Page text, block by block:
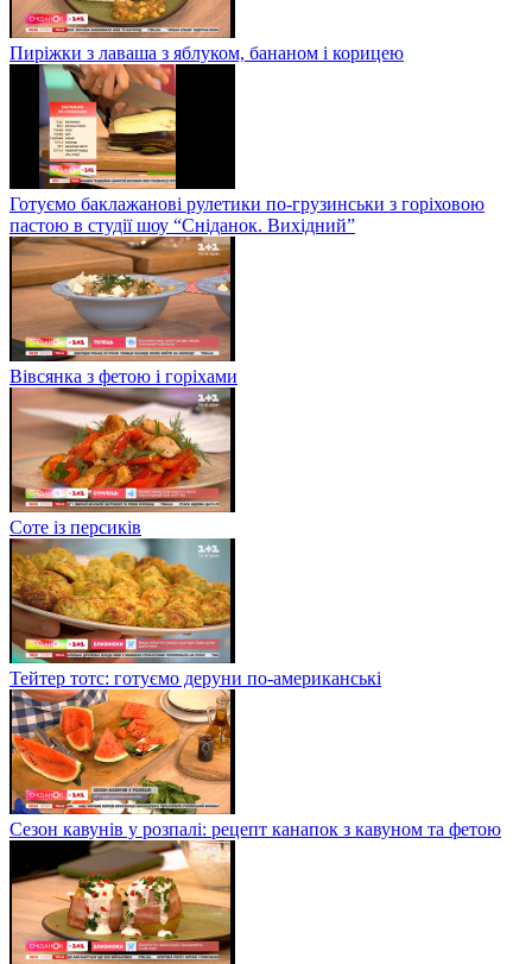
Пиріжки з лаваша з яблуком, бананом і корицею
Готуємо баклажанові рулетики по-грузинськи з горіховою
пастою в студії шоу “Сніданок. Вихідний”
Вівсянка з фетою і горіхами
Соте із персиків
Тейтер тотс: готуємо деруни по-американські
Сезон кавунів у розпалі: рецепт канапок з кавуном та фетою